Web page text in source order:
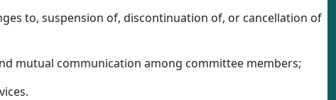
to, suspension of, discontinuation of, or cancellation of
mutual communication among committee members;